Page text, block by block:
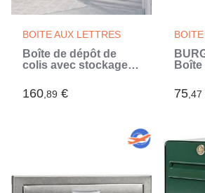
BOITE AUX LETTRES
Boîte de dépôt de
colis avec stockage
cm
160,89 €
Blanc
75,47